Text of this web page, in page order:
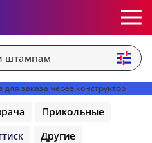
Прикольные
Другие